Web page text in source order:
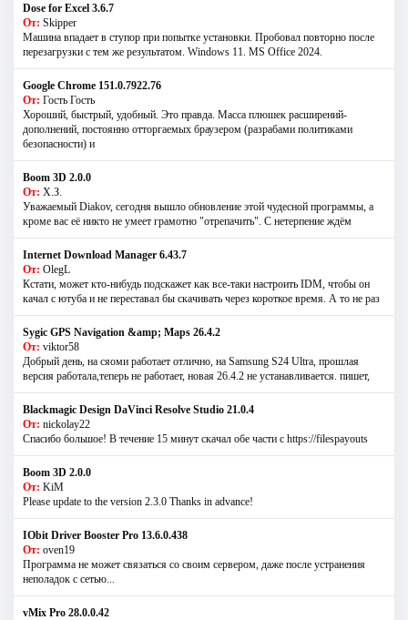
Dose for Excel 3.6.7
От: Skipper
Машина впадает в ступор при попытке установки. Пробовал повторно после
перезагрузки с тем же результатом. Windows 11. MS Offiсe 2024.
Google Chrome 151.0.7922.76
От: Гость Гость
Хороший, быстрый, удобный. Это правда. Масса плюшек расширений-
дополнений, постоянно отторгаемых браузером (разрабами политиками
безопасности) и
Boom 3D 2.0.0
От: Х.З.
Уважаемый Diakov, сегодня вышло обновление этой чудесной программы, а
кроме вас её никто не умеет грамотно "отрепачить". С нетерпение ждём
Internet Download Manager 6.43.7
От: OlegL
Кстати, может кто-нибудь подскажет как все-таки настроить IDM, чтобы он
качал с ютуба и не переставал бы скачивать через короткое время. А то не раз
Sygic GPS Navigation &amp; Maps 26.4.2
От: viktor58
Добрый день, на сяоми работает отлично, на Samsung S24 Ultra, прошлая
версия работала,теперь не работает, новая 26.4.2 не устанавливается. пишет,
Blackmagic Design DaVinci Resolve Studio 21.0.4
От: nickolay22
Спасибо большое! В течение 15 минут скачал обе части с https://filespayouts
Boom 3D 2.0.0
От: KiM
Please update to the version 2.3.0 Thanks in advance!
IObit Driver Booster Pro 13.6.0.438
От: oven19
Программа не может связаться со своим сервером, даже после устранения
неполадок с сетью...
vMix Pro 28.0.0.42